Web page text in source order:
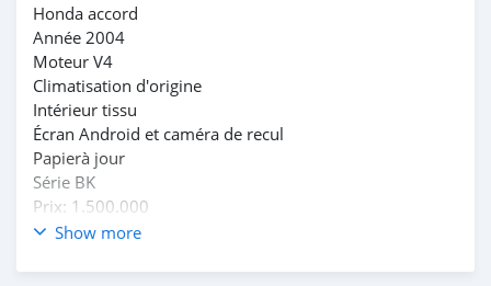
Honda accord
Année 2004
Moteur V4
Climatisation d'origine
Intérieur tissu
Écran Android et caméra de recul
Papierà jour
Série BK
Prix: 1.500.000
Show more